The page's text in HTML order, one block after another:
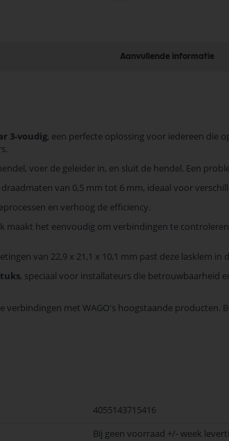
Aanvullende informatie
3-voudig, een perfecte oplossing voor iedereen die
voer de geleider in, en sluit de hendel. Een
van 0,5 mm tot 6 mm, ideaal voor
en verhoog de efficiency.
maakt het eenvoudig om verbindingen te
van 22,9 x 21,1 x 10,1 mm past deze lasklem
, speciaal voor installateurs die betrouwbaarheid
verbindingen met WAGO's hoogstaande producten.
4055143715416
Bij geen voorraad +/- week